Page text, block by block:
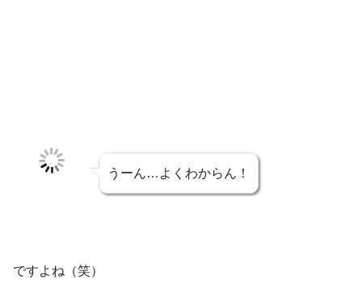
うーん…よくわからん！
ですよね（笑）